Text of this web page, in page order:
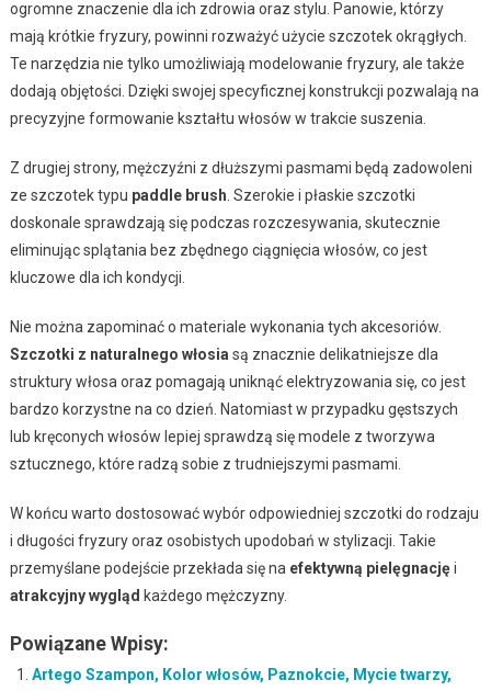
ogromne znaczenie dla ich zdrowia oraz stylu. Panowie, którzy
mają krótkie fryzury, powinni rozważyć użycie szczotek okrągłych.
Te narzędzia nie tylko umożliwiają modelowanie fryzury, ale także
dodają objętości. Dzięki swojej specyficznej konstrukcji pozwalają na
precyzyjne formowanie kształtu włosów w trakcie suszenia.
Z drugiej strony, mężczyźni z dłuższymi pasmami będą zadowoleni
ze szczotek typu paddle brush . Szerokie i płaskie szczotki
doskonale sprawdzają się podczas rozczesywania, skutecznie
eliminując splątania bez zbędnego ciągnięcia włosów, co jest
kluczowe dla ich kondycji.
Nie można zapominać o materiale wykonania tych akcesoriów.
Szczotki z naturalnego włosia są znacznie delikatniejsze dla
struktury włosa oraz pomagają uniknąć elektryzowania się, co jest
bardzo korzystne na co dzień. Natomiast w przypadku gęstszych
lub kręconych włosów lepiej sprawdzą się modele z tworzywa
sztucznego, które radzą sobie z trudniejszymi pasmami.
W końcu warto dostosować wybór odpowiedniej szczotki do rodzaju
i długości fryzury oraz osobistych upodobań w stylizacji. Takie
przemyślane podejście przekłada się na efektywną pielęgnacjęi
atrakcyjny wygląd każdego mężczyzny.
Powiązane Wpisy:
Artego Szampon, Kolor włosów, Paznokcie, Mycie twarzy,